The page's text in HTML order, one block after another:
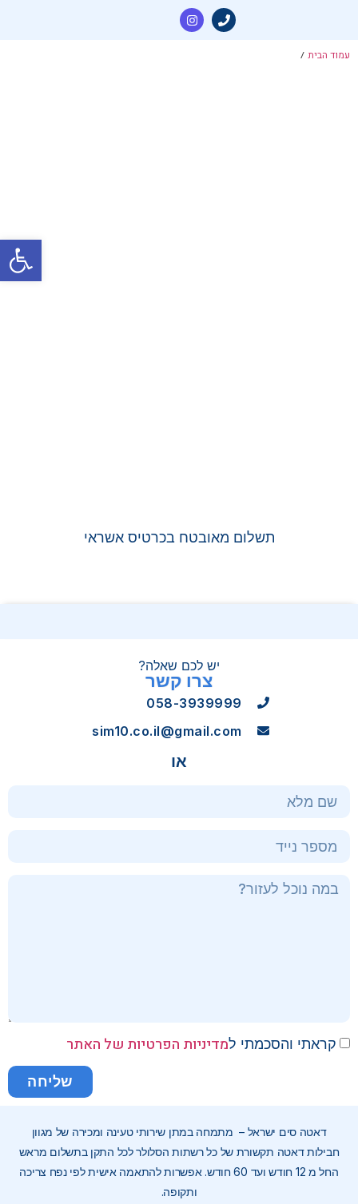
פתח
עמוד הבית /
תשלום מאובטח בכרטיס אשראי
יש לכם שאלה?
צרו קשר
058-3939999
sim10.co.il@gmail.com
או
קראתי והסכמתי למדיניות הפרטיות של האתר
שליחה
דאטה סים ישראל – מתמחה במתן שירותי טעינה ומכירה של מגוון
חבילות דאטה תקשורת של כל רשתות הסלולר לכל התקן בתשלום מראש
החל מ 12 חודש ועד 60 חודש. אפשרות להתאמה אישית לפי נפח צריכה
ותקופה.